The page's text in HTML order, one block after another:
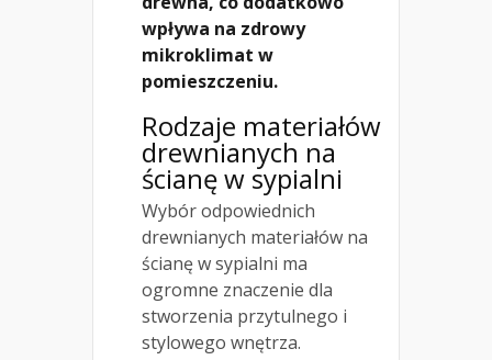
wpływa na zdrowy
mikroklimat w
pomieszczeniu.
Rodzaje materiałów
drewnianych na
ścianę w sypialni
Wybór odpowiednich
drewnianych materiałów na
ścianę w sypialni ma
ogromne znaczenie dla
stworzenia przytulnego i
stylowego wnętrza.